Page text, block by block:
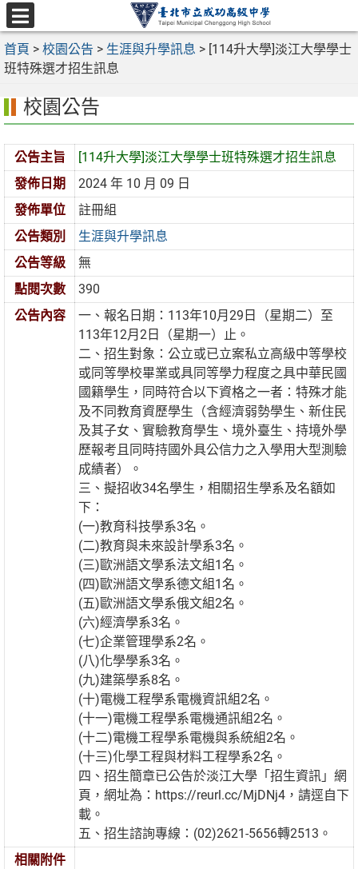
跳
至
主
要
區
選
單
首頁 > 校園公告 > 生涯與升學訊息 > [114升大學]淡江大學學士
班特殊選才招生訊息
校園公告
公告主旨
[114升大學]淡江大學學士班特殊選才招生訊息
發佈日期
2024 年 10 月 09 日
發佈單位
註冊組
公告類別
生涯與升學訊息
公告等級
無
點閱次數
390
公告內容
一、報名日期：113年10月29日（星期二）至
113年12月2日（星期一）止。
二、招生對象：公立或已立案私立高級中等學校
或同等學校畢業或具同等學力程度之具中華民國
國籍學生，同時符合以下資格之一者：特殊才能
及不同教育資歷學生（含經濟弱勢學生、新住民
及其子女、實驗教育學生、境外臺生、持境外學
歷報考且同時持國外具公信力之入學用大型測驗
成績者）。
三、擬招收34名學生，相關招生學系及名額如
下：
(一)教育科技學系3名。
(二)教育與未來設計學系3名。
(三)歐洲語文學系法文組1名。
(四)歐洲語文學系德文組1名。
(五)歐洲語文學系俄文組2名。
(六)經濟學系3名。
(七)企業管理學系2名。
(八)化學學系3名。
(九)建築學系8名。
(十)電機工程學系電機資訊組2名。
(十一)電機工程學系電機通訊組2名。
(十二)電機工程學系電機與系統組2名。
(十三)化學工程與材料工程學系2名。
四、招生簡章已公告於淡江大學「招生資訊」網
頁，網址為：https://reurl.cc/MjDNj4，請逕自下
載。
五、招生諮詢專線：(02)2621-5656轉2513。
相關附件